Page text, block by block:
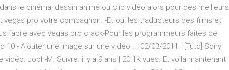
le cinéma, dessin animé ou clip vidéo alors pour des meilleurs
pro votre compagnon. -Et oui les traducteurs des films et
facile avec vegas pro crack-Pour les programmeurs faites de
- Ajouter une image sur une vidéo ... 02/03/2011 · [Tuto] Sony
Jooh-M. Suivre. il y a 9 ans | 20.1K vues. Et voila maintenant